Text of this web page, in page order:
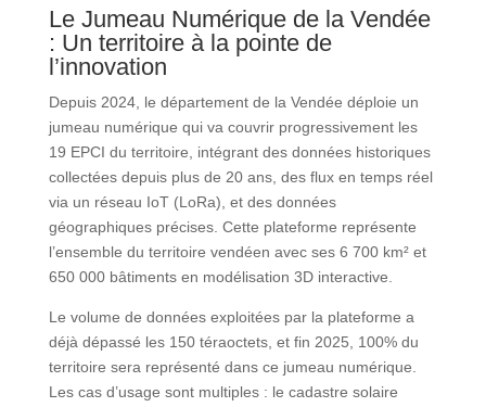
Le Jumeau Numérique de la Vendée
: Un territoire à la pointe de
l’innovation
Depuis 2024, le département de la Vendée déploie un
jumeau numérique qui va couvrir progressivement les
19 EPCI du territoire, intégrant des données historiques
collectées depuis plus de 20 ans, des flux en temps réel
via un réseau IoT (LoRa), et des données
géographiques précises. Cette plateforme représente
l’ensemble du territoire vendéen avec ses 6 700 km² et
650 000 bâtiments en modélisation 3D interactive.
Le volume de données exploitées par la plateforme a
déjà dépassé les 150 téraoctets, et fin 2025, 100% du
territoire sera représenté dans ce jumeau numérique.
Les cas d’usage sont multiples : le cadastre solaire